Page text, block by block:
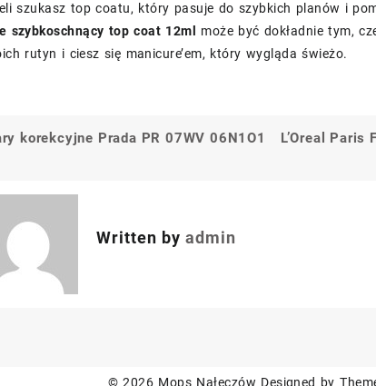
szukasz top coatu, który pasuje do szybkich planów i
szybkoschnący top coat 12ml
może być dokładnie tym,
rutyn i ciesz się manicure’em, który wygląda świeżo.
korekcyjne Prada PR 07WV 06N1O1
L’Oreal Paris
Written by admin
© 2026 Mops Nałęczów Designed by